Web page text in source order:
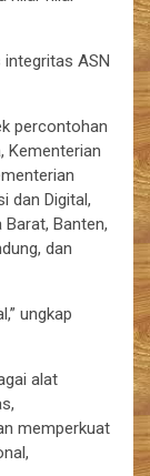
ASN
percontohan
Kementerian
dan Digital,
Banten,
dan
ungkap
alat
memperkuat